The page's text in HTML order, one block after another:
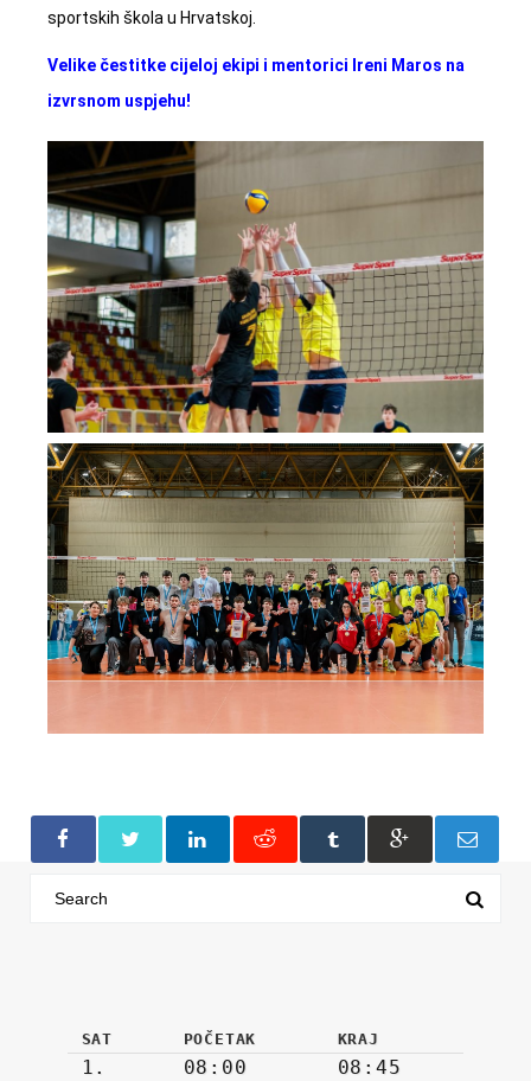
sportskih škola u Hrvatskoj.
Velike čestitke cijeloj ekipi i mentorici Ireni Maros na
izvrsnom uspjehu!